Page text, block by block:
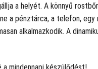
a helyét. A könnyű
pénztárca, a telefon,
alkalmazkodik. A